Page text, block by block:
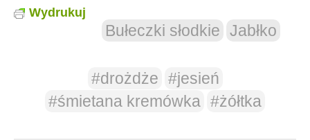
Wydrukuj
Bułeczki słodkie Jabłko
#drożdże #jesień
#śmietana kremówka #żółtka